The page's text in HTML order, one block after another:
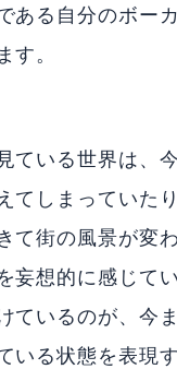
ある自分のボー
。
ている世界は、
てしまっていた
て街の風景が変
想的に感じて
ているのが、今
いる状態を表現